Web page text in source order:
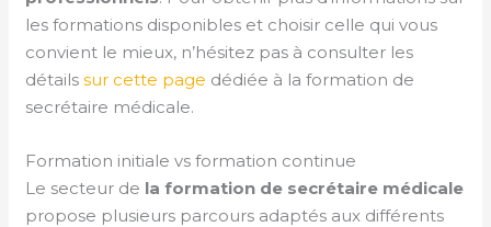
les formations disponibles et choisir celle qui vous
convient le mieux, n’hésitez pas à consulter les
détailssur cette page dédiée à la formation de
secrétaire médicale.
Formation initiale vs formation continue
Le secteur de la formation de secrétaire médicale
propose plusieurs parcours adaptés aux différents